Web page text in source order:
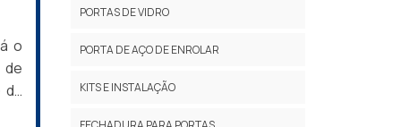
o
da
PORTAS DE VIDRO
PORTA DE AÇO DE ENROLAR
KITS E INSTALAÇÃO